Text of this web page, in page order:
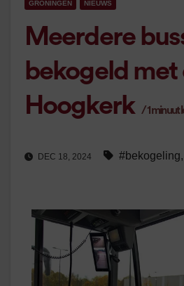
GRONINGEN NIEUWS
Meerdere
bekogeld met
Hoogkerk
/1 minuut
DEC 18, 2024 #bekogeling,